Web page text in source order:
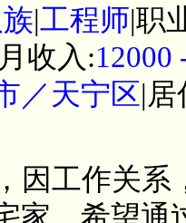
|工程师|职
收入:12000
／天宁区|居
因工作关
家。希望